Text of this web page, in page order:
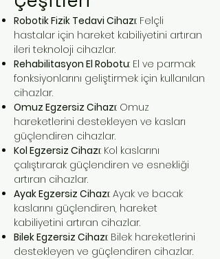
Robotik Fizik Tedavi Cihazı: Felçli
hastalar için hareket kabiliyetini artıran
ileri teknoloji cihazlar.
Rehabilitasyon El Robotu: El ve parmak
fonksiyonlarını geliştirmek için kullanılan
cihazlar.
Omuz Egzersiz Cihazı: Omuz
hareketlerini destekleyen ve kasları
güçlendiren cihazlar.
Kol Egzersiz Cihazı: Kol kaslarını
çalıştırarak güçlendiren ve esnekliği
artıran cihazlar.
Ayak Egzersiz Cihazı: Ayak ve bacak
kaslarını güçlendiren, hareket
kabiliyetini artıran cihazlar.
Bilek Egzersiz Cihazı: Bilek hareketlerini
destekleyen ve güçlendiren cihazlar.